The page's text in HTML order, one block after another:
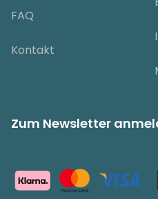
FAQ
Kontakt
Zum Newsletter